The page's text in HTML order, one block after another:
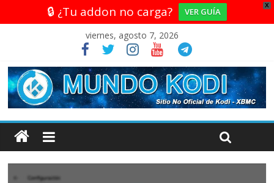
X
🔒 ¿Tu addon no carga? VER GUÍA
viernes, agosto 7, 2026